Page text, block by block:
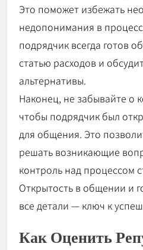
Это поможет избежать
недопонимания в
подрядчик всегда готов
статью расходов и
альтернативы.
Наконец, не забывайте о
чтобы подрядчик был
для общения. Это
решать возникающие
контроль над процессом
Открытость в общении и
все детали — ключ к
Как Оценить